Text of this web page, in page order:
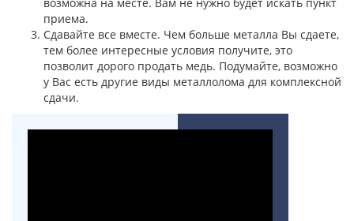
приема.
Сдавайте все вместе. Чем больше металла Вы сдаете,
тем более интересные условия получите, это
позволит дорого продать медь. Подумайте, возможно
у Вас есть другие виды металлолома для комплексной
сдачи.